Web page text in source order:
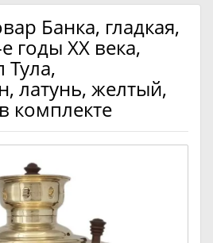
Банка, гладкая,
годы ХХ века,
латунь, желтый,
комплекте